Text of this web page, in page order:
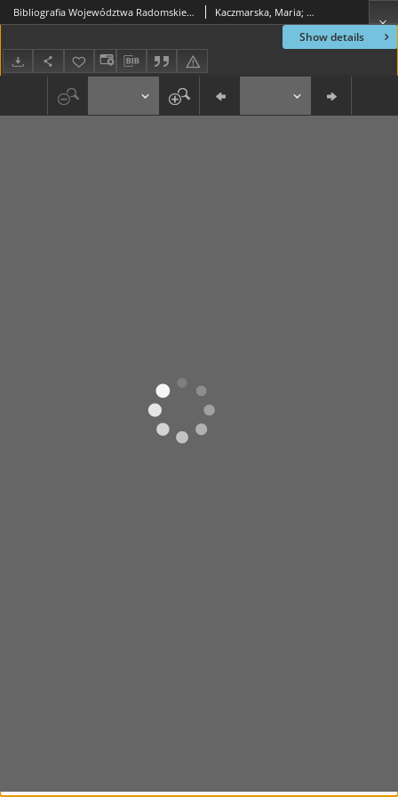
Show details
Bibliografia Województwa Radomskiego 1975-1995 (w wyborze) Kaczmarska, Maria; Ukleja, Ewa